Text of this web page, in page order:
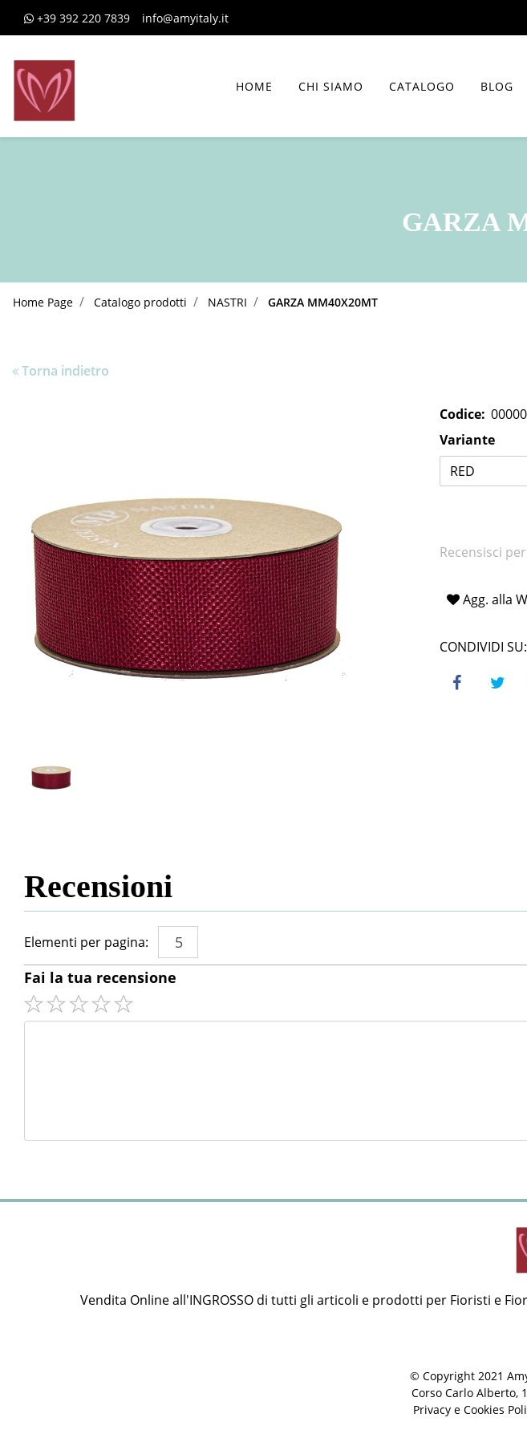
+39 392 220 7839 info@amyitaly.it
HOME CHI SIAMO CATALOGO BLOG
GARZA
Home Page Catalogo prodotti NASTRI GARZA MM40X20MT
Torna indietro
Codice:
Variante
RED
Recensisci
Agg. alla
CONDIVIDI SU:
Recensioni
Fai la tua recensione
Elementi per pagina:
Vendita Online all'INGROSSO di tutti gli articoli e prodotti per Fioristi e
© Copyright 2021
Corso Carlo Alberto,
Privacy e Cookies